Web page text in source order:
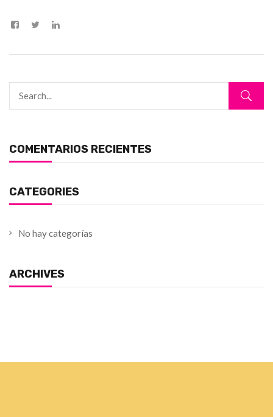
COMENTARIOS RECIENTES
CATEGORIES
No hay categorías
ARCHIVES